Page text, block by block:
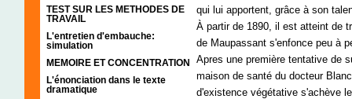
TEST SUR LES METHODES DE
TRAVAIL
L'entretien d'embauche:
simulation
MEMOIRE ET CONCENTRATION
L'énonciation dans le texte
dramatique
qui lui apportent, grâce à son
À partir de 1890, il est atteint de
de Maupassant s'enfonce peu à
Apres une première tentative de
maison de santé du docteur
d'existence végétative s'achève